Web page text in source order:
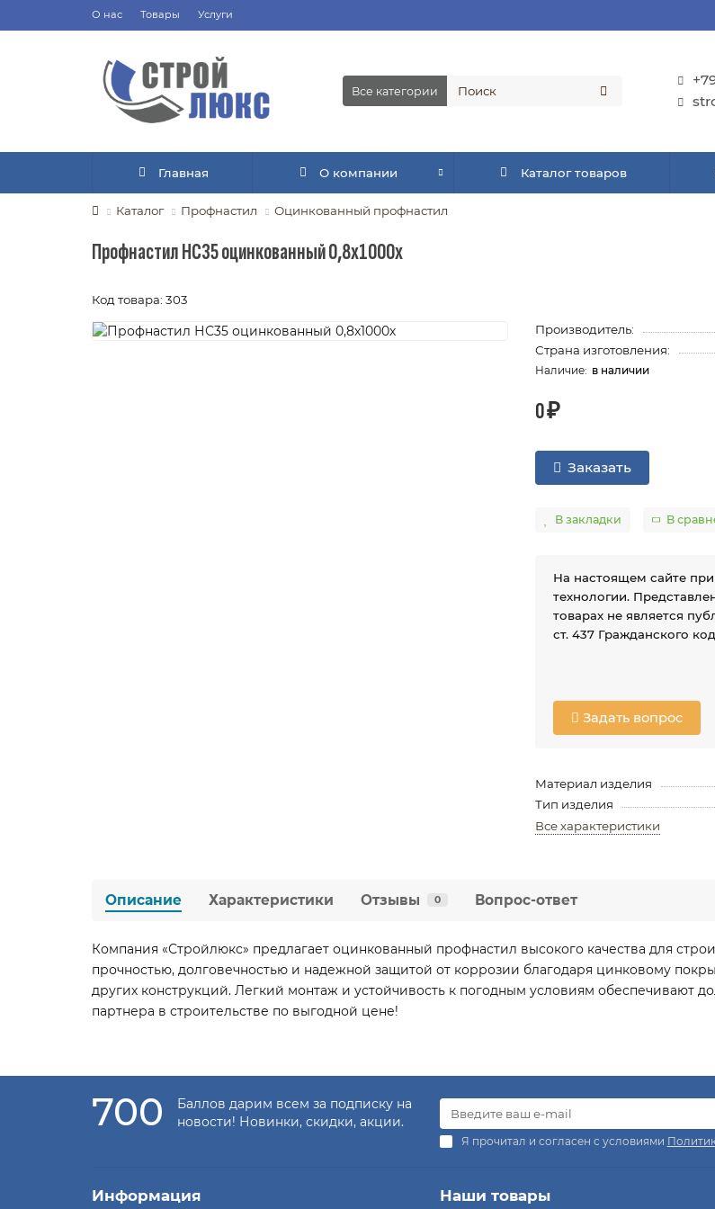
О нас Товары Услуги
Все категории
Главная О компании Каталог товаров
Каталог Профнастил Оцинкованный профнастил
Профнастил НС35 оцинкованный 0,8х1000х
Код товара: 303
Производитель:
Страна изготовления:
в наличии
0 ₽
Заказать
В закладки В
На настоящем сайте
технологии.
товарах не является
ст. 437 Гражданского
Задать вопрос
Материал изделия
Тип изделия
Все характеристики
Описание Характеристики Отзывы 0 Вопрос-ответ
Компания «Стройлюкс» предлагает оцинкованный профнастил высокого качества для
прочностью, долговечностью и надежной защитой от коррозии благодаря цинковому
других конструкций. Легкий монтаж и устойчивость к погодным условиям обеспечивают
партнера в строительстве по выгодной цене!
700
Баллов дарим всем за подписку на
новости! Новинки, скидки, акции.
Я прочитал и согласен с условиями
Информация Наши товары